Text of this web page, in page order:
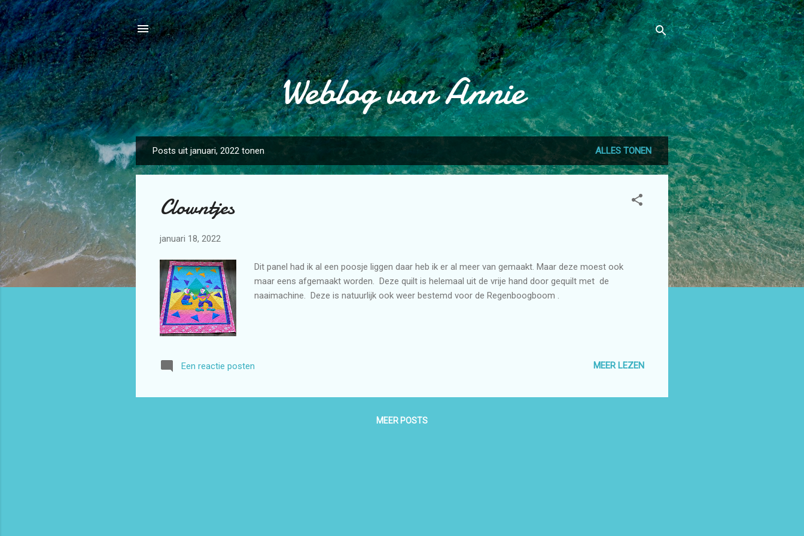
Doorgaan naar hoofdcontent
Weblog van Annie
P
o
Posts uit januari, 2022 tonen ALLES TONEN
Clowntjes
januari 18, 2022
Dit panel had ik al een poosje liggen daar heb ik er al meer van gemaakt. Maar deze moest ook
maar eens afgemaakt worden. Deze quilt is helemaal uit de vrije hand door gequilt met de
naaimachine. Deze is natuurlijk ook weer bestemd voor de Regenboogboom .
Een reactie posten MEER LEZEN
MEER POSTS